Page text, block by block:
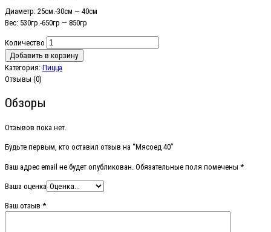
Диаметр: 25см.-30см — 40см
Вес: 530гр.-650гр — 850гр
Количество
Добавить в корзину
Категория: Пицца
Отзывы (0)
Обзоры
Отзывов пока нет.
Будьте первым, кто оставил отзыв на “Мясоед 40”
Ваш адрес email не будет опубликован. Обязательные поля помечены *
Ваша оценка
Ваш отзыв *